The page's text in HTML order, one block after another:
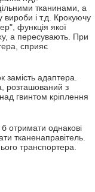
тканинами, а
вироби і т.д. Крокуючу
функція якої
а пересувають. При
сприяє
замість адаптера.
розташований з
гвинтом кріплення
отримати однакові
тканенаправітель.
транспортера.